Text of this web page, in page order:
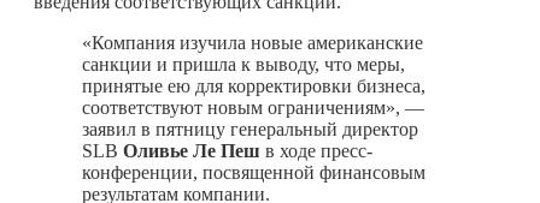
«Компания изучила новые американские
санкции и пришла к выводу, что меры,
принятые ею для корректировки бизнеса,
соответствуют новым ограничениям», —
заявил в пятницу генеральный директор
SLB Оливье Ле Пеш в ходе пресс-
конференции, посвященной финансовым
результатам компании.